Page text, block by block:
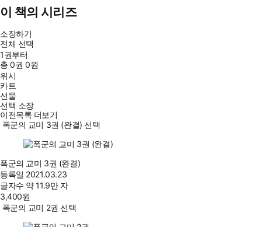
이 책의 시리즈
소장하기
전체 선택
1권부터
총0권 0원
위시
카트
선물
선택 소장
이전목록 더보기
폭군의 교미 3권 (완결) 선택
폭군의 교미 3권 (완결)
등록일 2021.03.23
글자수 약 11.9만 자
3,400원
폭군의 교미 2권 선택